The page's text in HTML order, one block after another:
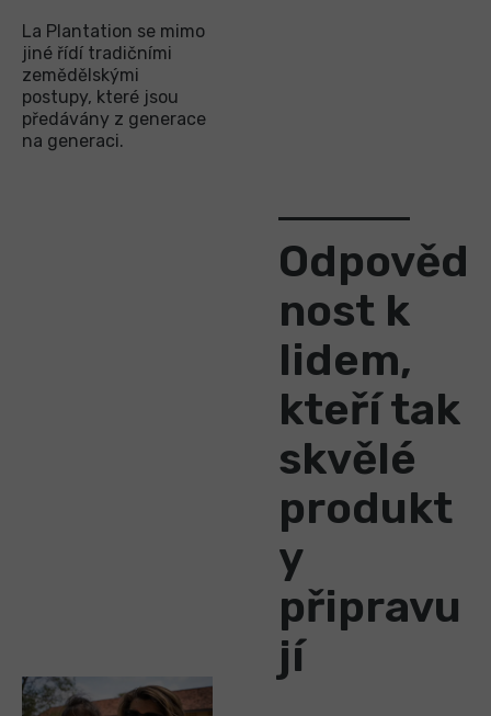
La Plantation se mimo
jiné řídí tradičními
zemědělskými
postupy, které jsou
předávány z generace
na generaci.
Odpověd
nost k
lidem,
kteří tak
skvělé
produkt
y
připravu
jí